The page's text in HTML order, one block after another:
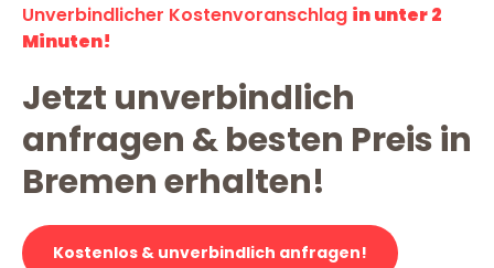
Unverbindlicher Kostenvoranschlag in unter 2
Minuten!
Jetzt unverbindlich
anfragen & besten Preis in
Bremen erhalten!
Kostenlos & unverbindlich anfragen!